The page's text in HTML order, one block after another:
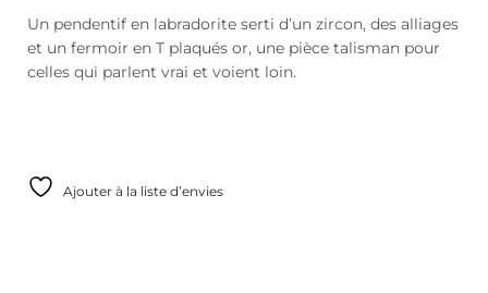
Un pendentif en labradorite serti d’un zircon, des alliages
et un fermoir en T plaqués or, une pièce talisman pour
celles qui parlent vrai et voient loin.
Ajouter à la liste d’envies